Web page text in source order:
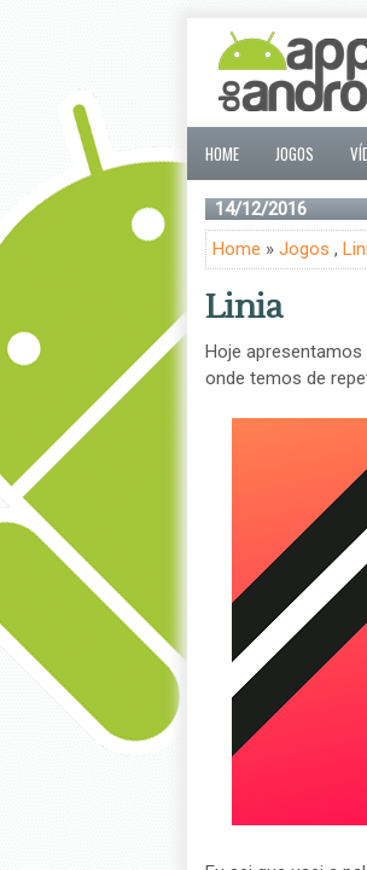
HOME JOGOS
14/12/2016
Home » Jogos ,
Linia
Hoje apresentamos
onde temos de